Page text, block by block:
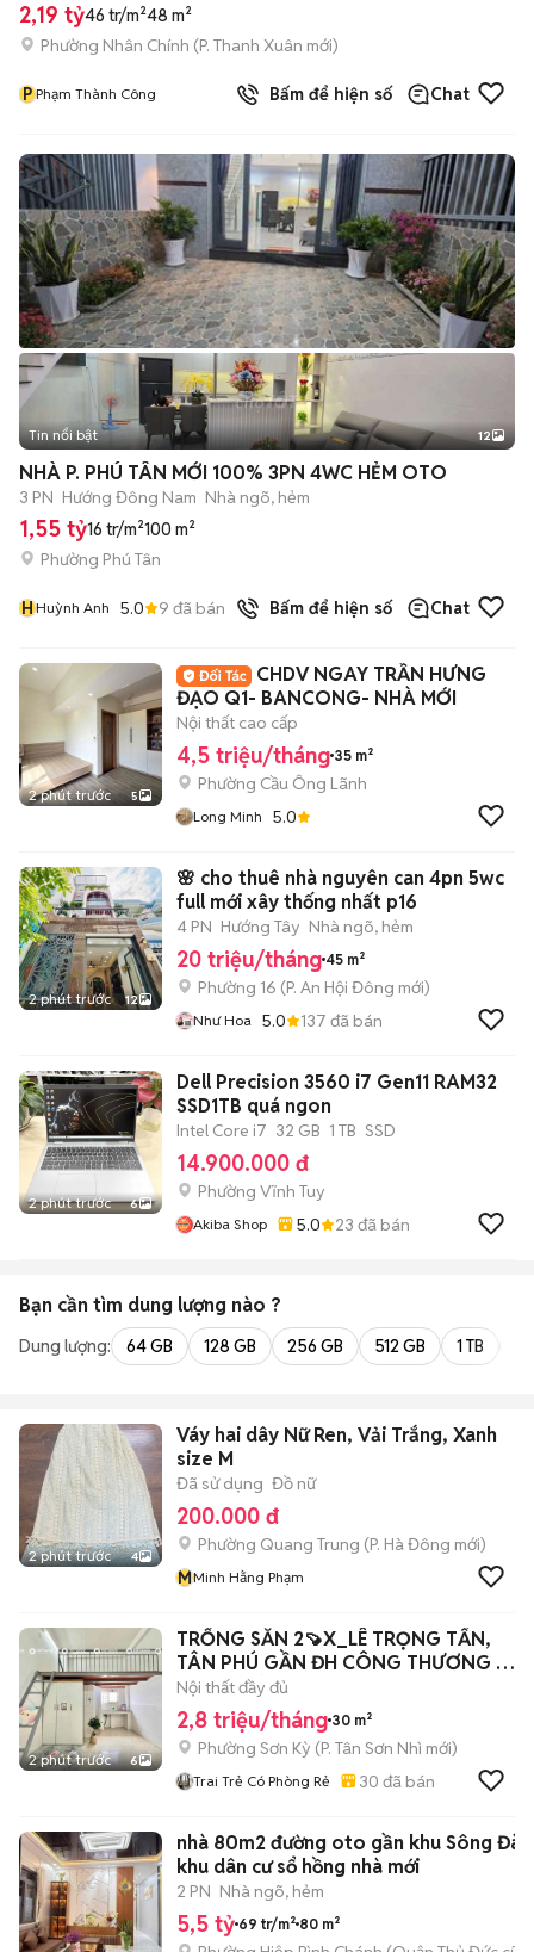
2,19 tỷ46 tr/m²48 m²
Phường Nhân Chính (P. Thanh Xuân mới)
P Phạm Thành Công Bấm để hiện số Chat
+2
Tin nổi bật 12
NHÀ P. PHÚ TÂN MỚI 100% 3PN 4WC HẺM OTO
3 PN Hướng Đông Nam Nhà ngõ, hẻm
1,55 tỷ16 tr/m²100 m²
Phường Phú Tân
HHuỳnh Anh 5.0 9 đã bán Bấm để hiện số Chat
2 phút trước 5
CHDV NGAY TRẦN HƯNG
ĐẠO Q1- BANCONG- NHÀ MỚI
Nội thất cao cấp
4,5 triệu/tháng 35 m²
Phường Cầu Ông Lãnh
Long Minh 5.0
2 phút trước 12
🌸 cho thuê nhà nguyên can 4pn 5wc
full mới xây thống nhất p16
4 PN Hướng Tây Nhà ngõ, hẻm
20 triệu/tháng 45 m²
Phường 16 (P. An Hội Đông mới)
Như Hoa 5.0 137 đã bán
2 phút trước 6
Dell Precision 3560 i7 Gen11 RAM32
SSD1TB quá ngon
Intel Core i7 32 GB 1 TB SSD
14.900.000 đ
Phường Vĩnh Tuy
Akiba Shop 5.0 23 đã bán
Bạn cần tìm dung lượng nào ?
Dung lượng: 64 GB 128 GB 256 GB 512 GB 1 TB
2 phút trước 4
Váy hai dây Nữ Ren, Vải Trắng, Xanh
size M
Đã sử dụng Đồ nữ
200.000 đ
Phường Quang Trung (P. Hà Đông mới)
MMinh Hằng Phạm
2 phút trước 6
TRỐNG SẴN 2🍠X_LÊ TRỌNG TẤN,
TÂN PHÚ GẦN ĐH CÔNG THƯƠNG Ở
3-4 NGƯỜI
Nội thất đầy đủ
2,8 triệu/tháng 30 m²
Phường Sơn Kỳ (P. Tân Sơn Nhì mới)
Trai Trẻ Có Phòng Rẻ 30 đã bán
nhà 80m2 đường oto gần khu Sông Đà
khu dân cư sổ hồng nhà mới
2 PN Nhà ngõ, hẻm
5,5 tỷ 69 tr/m² 80 m²